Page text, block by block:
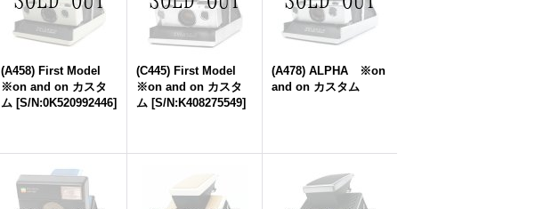
(A458) First Model
※on and on カスタ
ム [S/N:0K520992446]
(C445) First Model
※on and on カスタ
ム [S/N:K408275549]
(A478) ALPHA ※on
and on カスタム